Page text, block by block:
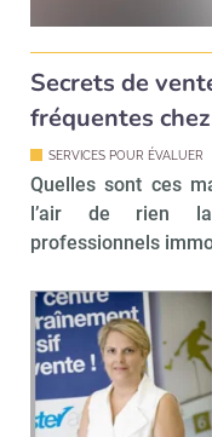
Secrets de
fréquentes
SERVICES POUR ÉVALUER
Quelles sont ces
l’air de rien la
professionnels